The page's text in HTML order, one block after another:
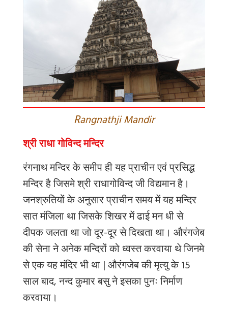
Rangnathji Mandir
श्री राधा गोविन्द मन्दिर
रंगनाथमन्दिरकेसमीपहीयहप्राचीनएवंप्रसिद्ध
मन्दिरहैजिसमेश्रीराधागोविन्दजीविद्यमानहै।
जनश्रुतियोंकेअनुसारप्राचीनसमयमेंयहमन्दिर
सातमंजिलाथाजिसकेशिखरमेंढाईमनधीसे
दीपकजलताथाजोदूर-दूरसेदिखताथा। औरंगजेब
कीसेनानेअनेकमन्दिरोंकोध्वस्तकरवायाथेजिनमे
सेएकयहमंदिरभीथा|औरंगजेबकीमृत्युके15
सालबाद,नन्दकुमारबसुनेइसकापुनःनिर्माण
करवाया।